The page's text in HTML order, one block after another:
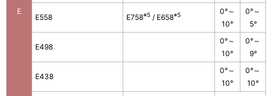
E
E558 E758※5 / E658※5
0°～
10°
0°～
5°
E498
0°～
10°
0°～
9°
E438
0°～
10°
0°～
10°